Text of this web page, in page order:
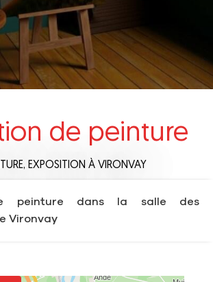
de peinture
EXPOSITION À VIRONVAY
peinture dans la salle des
Vironvay